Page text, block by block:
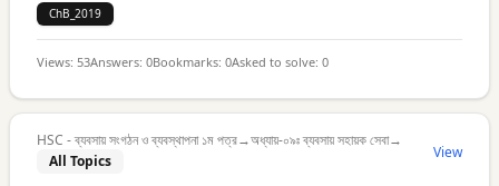
ChB_2019
Views: 53Answers: 0Bookmarks: 0Asked to solve: 0
HSC - ব্যবসায় সংগঠন ও ব্যবস্থাপনা ১ম পত্র→অধ্যায়-০৯ঃ ব্যবসায় সহায়ক সেবা→
All Topics
View